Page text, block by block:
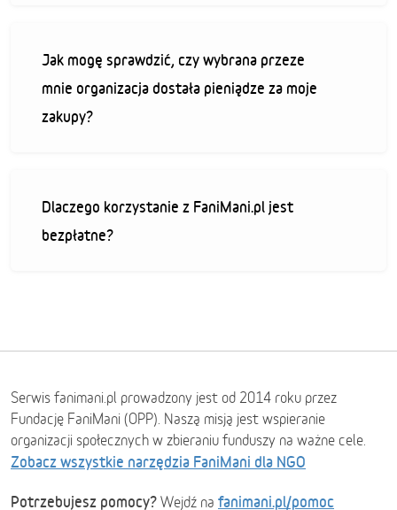
Jak mogę sprawdzić, czy wybrana przeze
mnie organizacja dostała pieniądze za moje
zakupy?
Dlaczego korzystanie z FaniMani.pl jest
bezpłatne?
Serwis fanimani.pl prowadzony jest od 2014 roku przez
Fundację FaniMani (OPP). Naszą misją jest wspieranie
organizacji społecznych w zbieraniu funduszy na ważne cele.
Zobacz wszystkie narzędzia FaniMani dla NGO
Potrzebujesz pomocy? Wejdź na fanimani.pl/pomoc